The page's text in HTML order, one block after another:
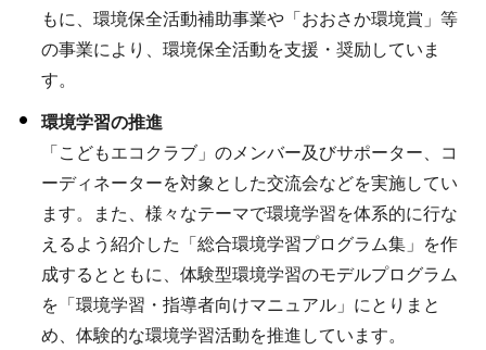
もに、環境保全活動補助事業や「おおさか環境賞」等
の事業により、環境保全活動を支援・奨励していま
す。
環境学習の推進
「こどもエコクラブ」のメンバー及びサポーター、コ
ーディネーターを対象とした交流会などを実施してい
ます。また、様々なテーマで環境学習を体系的に行な
えるよう紹介した「総合環境学習プログラム集」を作
成するとともに、体験型環境学習のモデルプログラム
を「環境学習・指導者向けマニュアル」にとりまと
め、体験的な環境学習活動を推進しています。